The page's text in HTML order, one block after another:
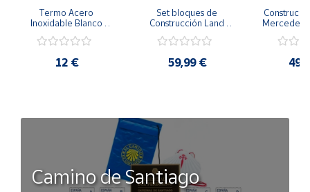
Termo Acero
Inoxidable Blanco
12 €
Set bloques de
Construcción Land
2573 Pc
59,99 €
Mercedes
Camino de Santiago